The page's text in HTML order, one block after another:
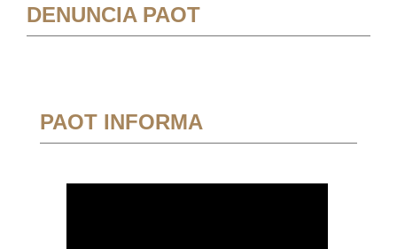
DENUNCIA PAOT
PAOT INFORMA